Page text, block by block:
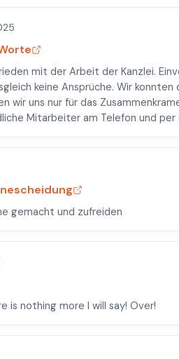
mit der Arbeit der Kanzlei.
keine Ansprüche. Wir
wir uns nur für das
Mitarbeiter am Telefon und per
gemacht und zufreiden
is nothing more I will say! Over!